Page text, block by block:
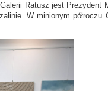
Ratusz jest Prezydent
W minionym